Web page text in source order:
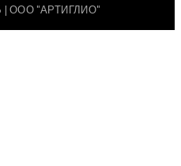
| ООО "АРТИГЛИО"